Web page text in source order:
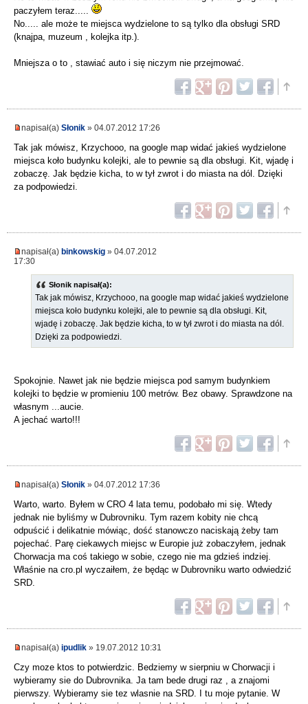
paczyłem teraz.....
No..... ale może te miejsca wydzielone to są tylko dla obsługi SRD
(knajpa, muzeum , kolejka itp.).
Mniejsza o to , stawiać auto i się niczym nie przejmować.
napisał(a) Słonik » 04.07.2012 17:26
Tak jak mówisz, Krzychooo, na google map widać jakieś wydzielone
miejsca koło budynku kolejki, ale to pewnie są dla obsługi. Kit, wjadę i
zobaczę. Jak będzie kicha, to w tył zwrot i do miasta na dól. Dzięki
za podpowiedzi.
napisał(a) binkowskig » 04.07.2012
17:30
Słonik napisał(a):
Tak jak mówisz, Krzychooo, na google map widać jakieś wydzielone
miejsca koło budynku kolejki, ale to pewnie są dla obsługi. Kit,
wjadę i zobaczę. Jak będzie kicha, to w tył zwrot i do miasta na dól.
Dzięki za podpowiedzi.
Spokojnie. Nawet jak nie będzie miejsca pod samym budynkiem
kolejki to będzie w promieniu 100 metrów. Bez obawy. Sprawdzone na
własnym ...aucie.
A jechać warto!!!
napisał(a) Słonik » 04.07.2012 17:36
Warto, warto. Byłem w CRO 4 lata temu, podobało mi się. Wtedy
jednak nie byliśmy w Dubrovniku. Tym razem kobity nie chcą
odpuścić i delikatnie mówiąc, dość stanowczo naciskają żeby tam
pojechać. Parę ciekawych miejsc w Europie już zobaczyłem, jednak
Chorwacja ma coś takiego w sobie, czego nie ma gdzieś indziej.
Właśnie na cro.pl wyczaiłem, że będąc w Dubrovniku warto odwiedzić
SRD.
napisał(a) ipudlik » 19.07.2012 10:31
Czy moze ktos to potwierdzic. Bedziemy w sierpniu w Chorwacji i
wybieramy sie do Dubrovnika. Ja tam bede drugi raz , a znajomi
pierwszy. Wybieramy sie tez wlasnie na SRD. I tu moje pytanie. W